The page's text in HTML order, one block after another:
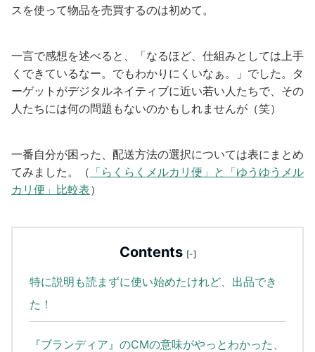
スを使って物品を売買するのは初めて。
一言で感想を述べると、「なるほど、仕組みとしては上手
くできているなー。でもわかりにくいなぁ。」でした。タ
ーゲットがデジタルネイティブに近い若い人たちで、その
人たちには何の問題もないのかもしれませんが（笑）
一番自分が困った、配送方法の選択については表にまとめ
てみました。（ 「らくらくメルカリ便」と「ゆうゆうメル
カリ便」比較表）
Contents [-]
特に説明も読まずに使い始めたけれど、出品でき
た！
『ブランディア』のCMの意味がやっとわかった、